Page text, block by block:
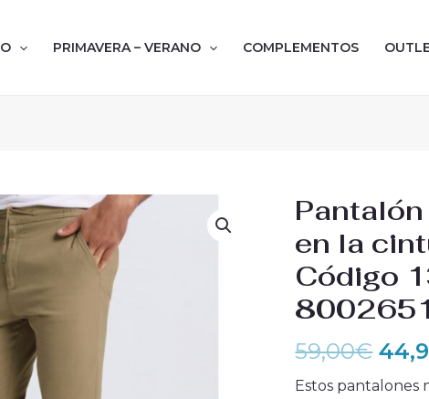
PRIMAVERA – VERANO COMPLEMENTOS
en la
Código
59,00€
El
era:
Estos pantalones